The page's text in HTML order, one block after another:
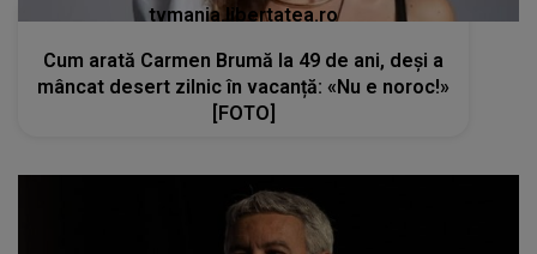
tvmania.libertatea.ro
Cum arată Carmen Brumă la 49 de ani, deși a
mâncat desert zilnic în vacanță: «Nu e noroc!»
[FOTO]